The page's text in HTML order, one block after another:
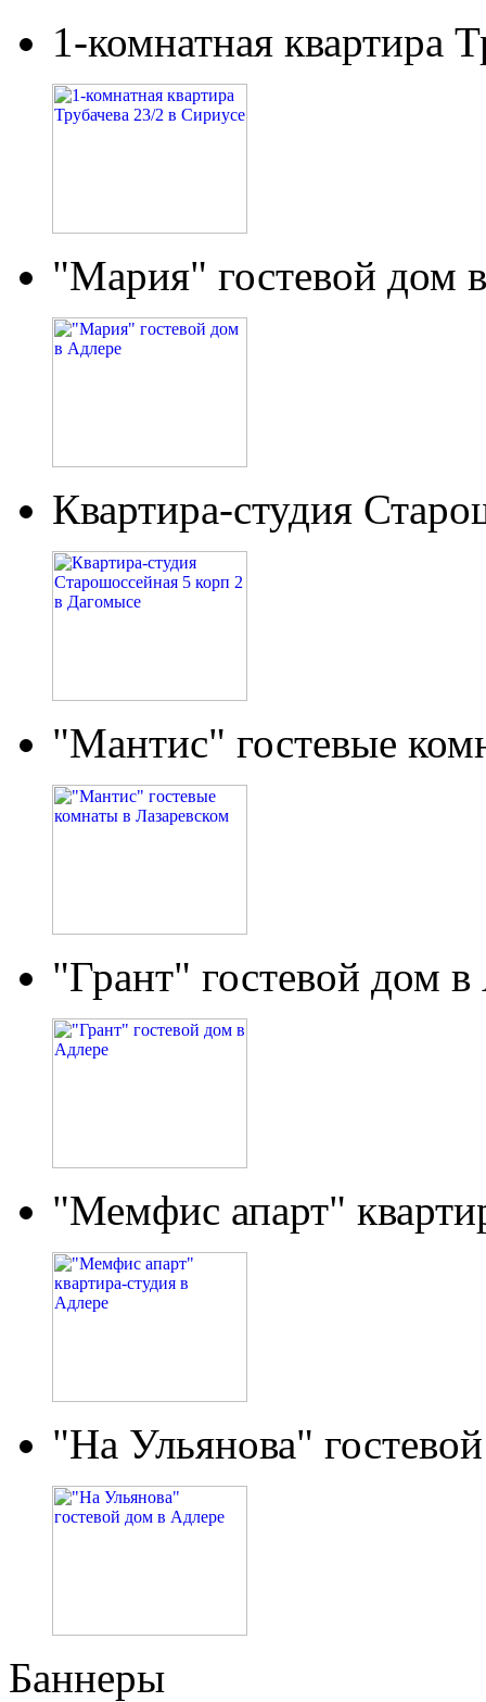
1-комнатная квартира
"Мария" гостевой дом
Квартира-студия
"Мантис" гостевые
"Грант" гостевой дом
"Мемфис апарт"
"На Ульянова"
Баннеры